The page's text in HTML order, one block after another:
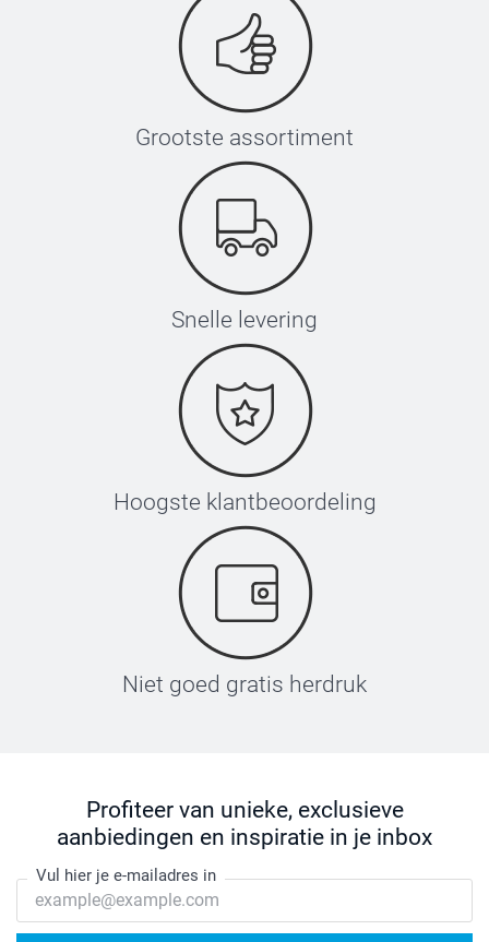
Grootste assortiment
Snelle levering
Hoogste klantbeoordeling
Niet goed gratis herdruk
Profiteer van unieke, exclusieve
aanbiedingen en inspiratie in je inbox
Vul hier je e-mailadres in